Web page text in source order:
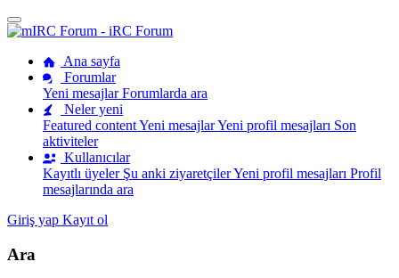
Ana sayfa
Forumlar
Yeni mesajlarForumlarda ara
Neler yeni
Featured contentYeni mesajlarYeni profil mesajları Son
aktiviteler
Kullanıcılar
Kayıtlı üyeler Şu anki ziyaretçilerYeni profil mesajları Profil
mesajlarında ara
Giriş yap Kayıt ol
Ara